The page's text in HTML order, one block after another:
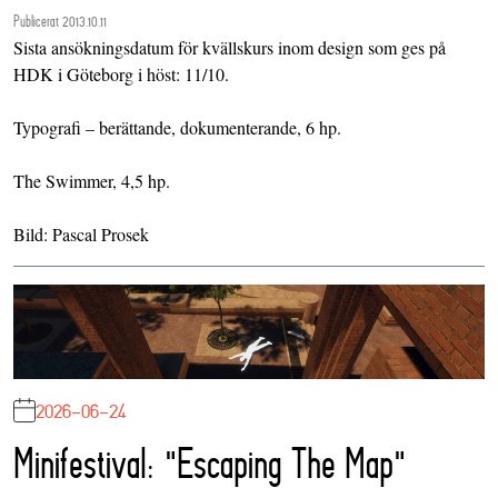
Publicerat 2013.10.11
Sista ansökningsdatum för kvällskurs inom design som ges på
HDK i Göteborg i höst: 11/10.
Typografi – berättande, dokumenterande, 6 hp.
The Swimmer, 4,5 hp.
Bild: Pascal Prosek
2026-06-24
Minifestival: "Escaping The Map"